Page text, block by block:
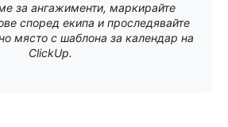
за ангажименти, маркирайте
според екипа и проследявайте
място с шаблона за календар на
ClickUp.